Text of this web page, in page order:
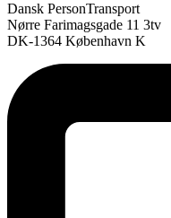
Dansk PersonTransport
Nørre Farimagsgade 11 3tv
DK-1364 København K